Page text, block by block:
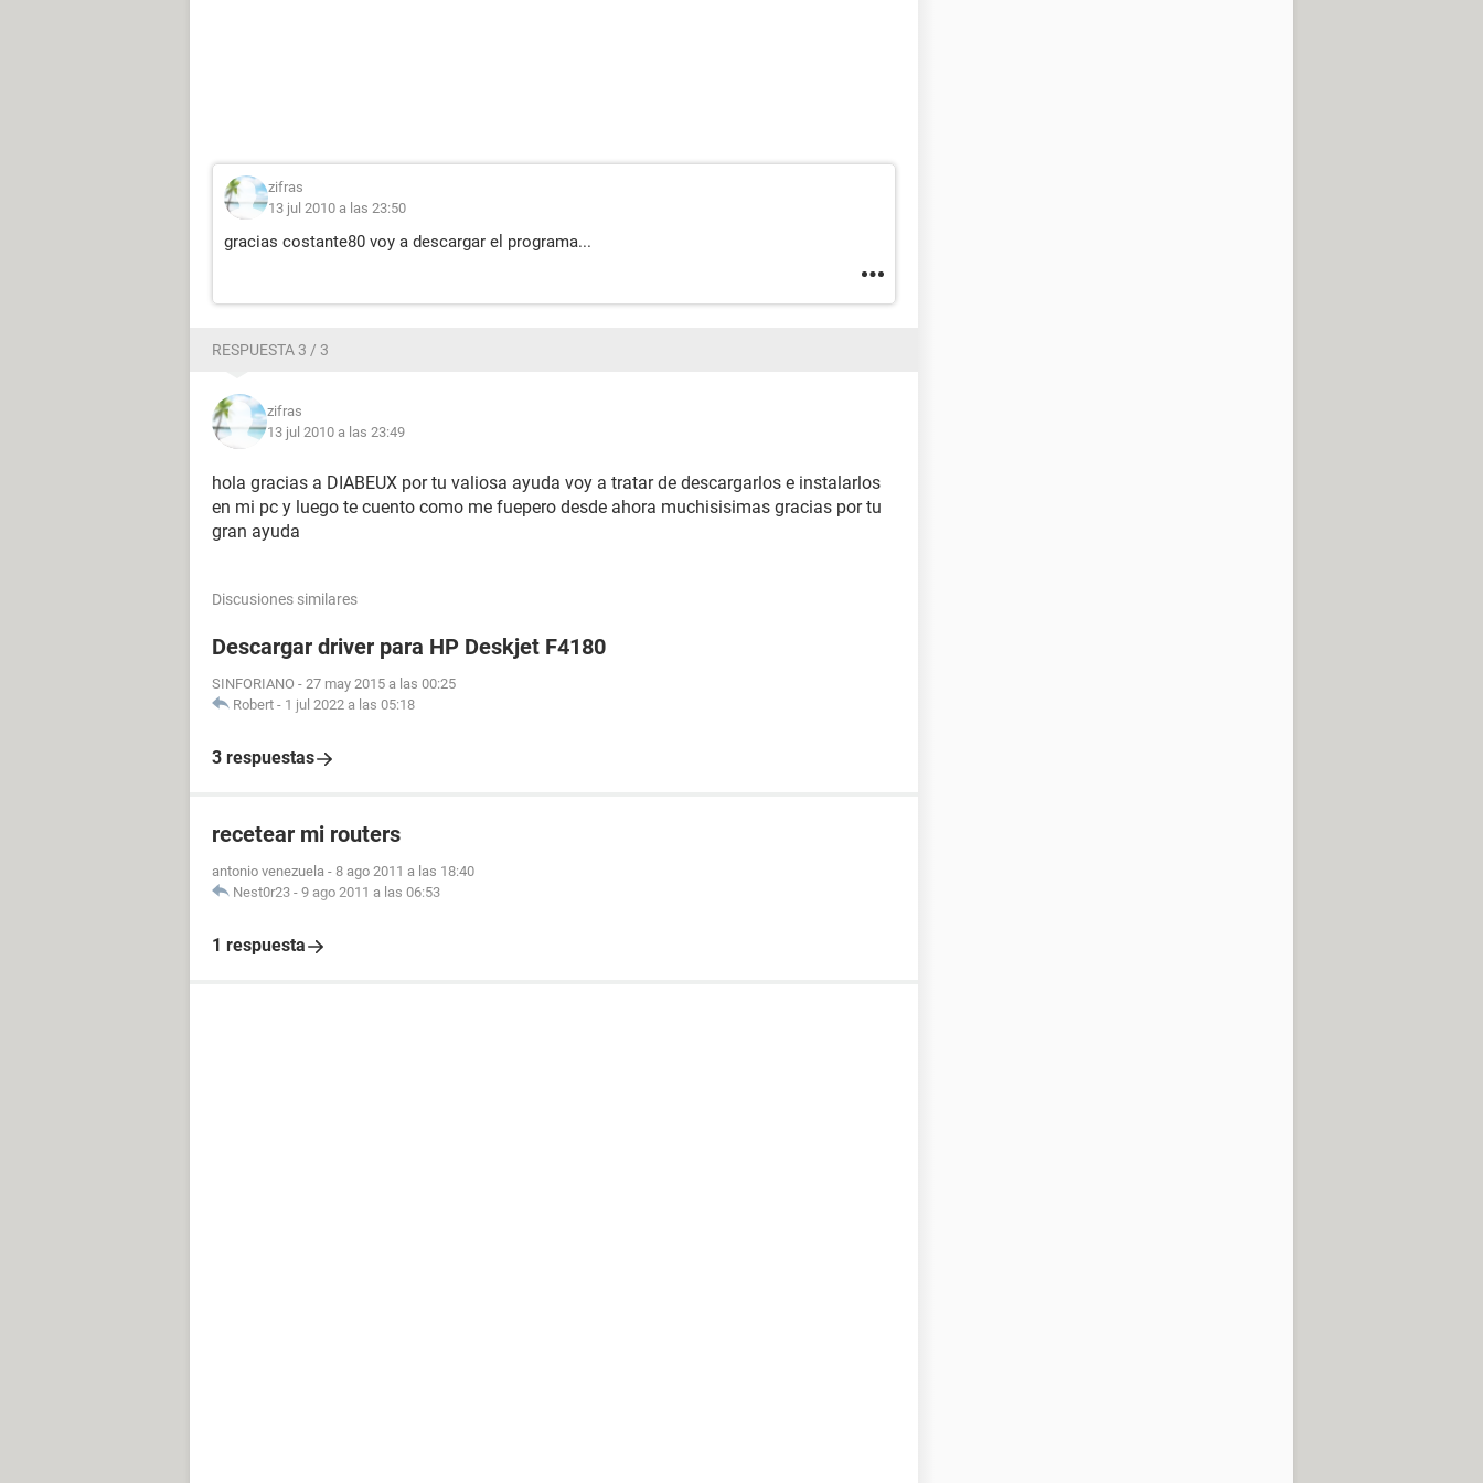
zifras
13 jul 2010 a las 23:50
gracias costante80 voy a descargar el programa...
RESPUESTA 3 / 3
zifras
13 jul 2010 a las 23:49
hola gracias a DIABEUX por tu valiosa ayuda voy a tratar de descargarlos e instalarlos
en mi pc y luego te cuento como me fuepero desde ahora muchisisimas gracias por tu
gran ayuda
Discusiones similares
Descargar driver para HP Deskjet F4180
SINFORIANO - 27 may 2015 a las 00:25
Robert - 1 jul 2022 a las 05:18
3 respuestas
recetear mi routers
antonio venezuela - 8 ago 2011 a las 18:40
Nest0r23 - 9 ago 2011 a las 06:53
1 respuesta